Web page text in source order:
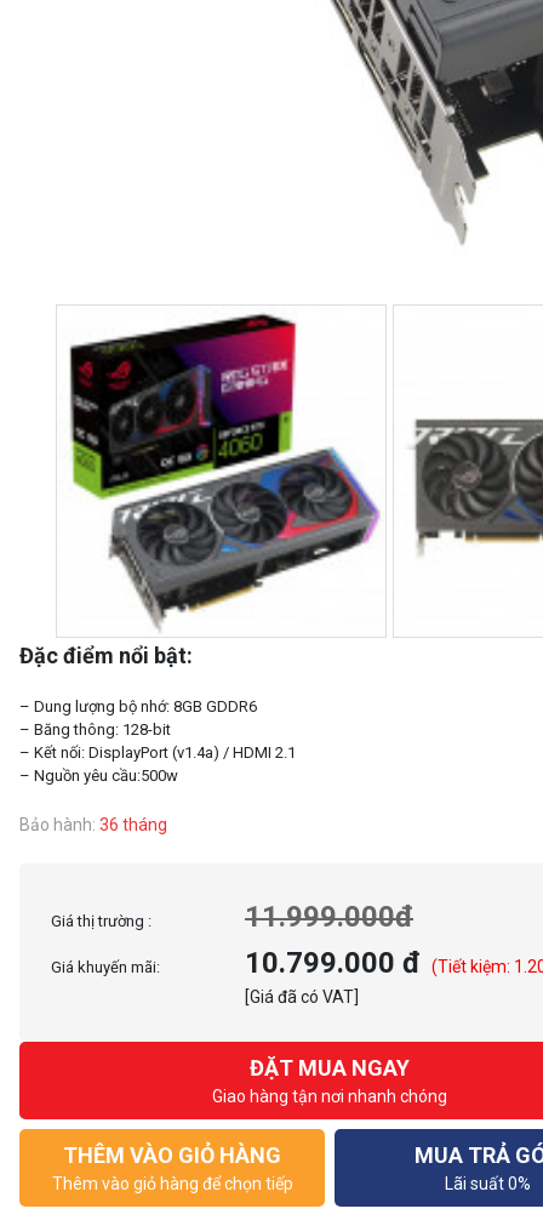
Đặc điểm nổi bật:
– Dung lượng bộ nhớ: 8GB GDDR6
– Băng thông: 128-bit
– Kết nối: DisplayPort (v1.4a) / HDMI 2.1
Bảo hành: 36 tháng
Giá thị trường : 11.999.000đ
Giá khuyến mãi: 10.799.000 đ
(Tiết kiệm:
[Giá đã có VAT]
ĐẶT MUA NGAY
Giao hàng tận nơi nhanh chóng
THÊM VÀO GIỎ HÀNG
Thêm vào giỏ hàng để chọn tiếp
MUA TRẢ
Lãi suất 0%